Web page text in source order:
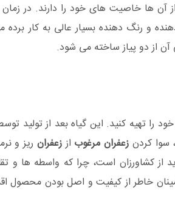
آن ها خاصیت های خود را دارند. در
و رنگ دهنده بسیار عالی به کار
خود را تهیه کنید. این گیاه بعد از تولید
سوا کردن زعفران مرغوب اززعفران ریز و
از کشاورزان است، چرا که واسطه ها
خاطر از کیفیت و اصل بودن محصول